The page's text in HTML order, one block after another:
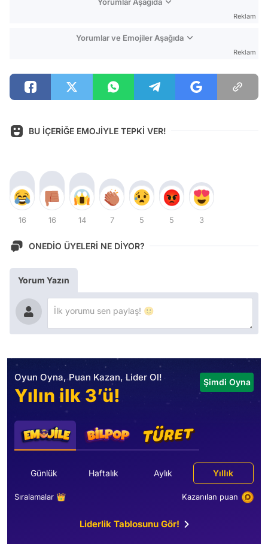
Reklam
Yorumlar ve Emojiler Aşağıda
Reklam
BU İÇERİĞE EMOJİYLE TEPKİ VER!
16 16 14 7 5 5 3
ONEDİO ÜYELERİ NE DİYOR?
Yorum Yazın
Oyun Oyna, Puan Kazan, Lider Ol!
Yılın ilk 3’ü!
Şimdi Oyna
Günlük Haftalık Aylık Yıllık
Sıralamalar 👑 Kazanılan puan
Liderlik Tablosunu Gör!